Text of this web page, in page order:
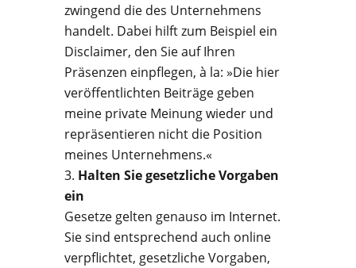
zwingend die des Unternehmens
handelt. Dabei hilft zum Beispiel ein
Disclaimer, den Sie auf Ihren
Präsenzen einpflegen, à la: »Die hier
veröffentlichten Beiträge geben
meine private Meinung wieder und
repräsentieren nicht die Position
meines Unternehmens.«
Halten Sie gesetzliche Vorgaben
ein
Gesetze gelten genauso im Internet.
Sie sind entsprechend auch online
verpflichtet, gesetzliche Vorgaben,